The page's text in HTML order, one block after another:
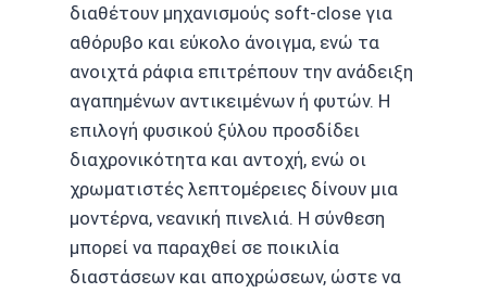
διαθέτουν μηχανισμούς soft-close για
αθόρυβο και εύκολο άνοιγμα, ενώ τα
ανοιχτά ράφια επιτρέπουν την ανάδειξη
αγαπημένων αντικειμένων ή φυτών. Η
επιλογή φυσικού ξύλου προσδίδει
διαχρονικότητα και αντοχή, ενώ οι
χρωματιστές λεπτομέρειες δίνουν μια
μοντέρνα, νεανική πινελιά. Η σύνθεση
μπορεί να παραχθεί σε ποικιλία
διαστάσεων και αποχρώσεων, ώστε να